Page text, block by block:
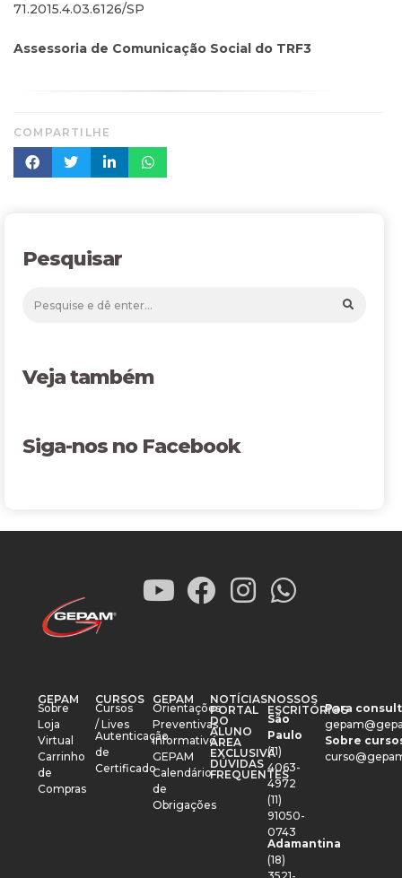
71.2015.4.03.6126/SP
Assessoria de Comunicação Social do TRF3
COMPARTILHE
Pesquisar
Veja também
Siga-nos no Facebook
GEPAM
Sobre
Loja
Virtual
Carrinho
de
Compras
CURSOS
Cursos
/ Lives
Autenticação
de
Certificado
GEPAM
Orientações
Preventivas
Informativo
GEPAM
Calendário
de
Obrigações
NOTÍCIAS
PORTAL
DO
ALUNO
ÁREA
EXCLUSIVA
DÚVIDAS
FREQUENTES
NOSSOS
ESCRITÓRIOS
São
Paulo
(11)
4063-
4972
(11)
91050-
0743
Adamantina
(18)
Para
Sobre